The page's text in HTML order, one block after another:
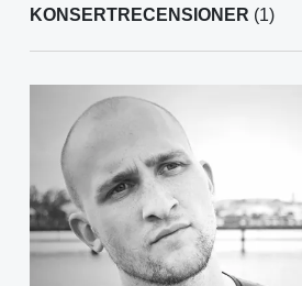
KONSERTRECENSIONER (1)